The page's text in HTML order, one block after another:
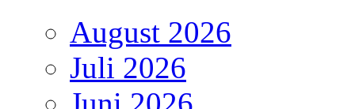
August 2026
Juli 2026